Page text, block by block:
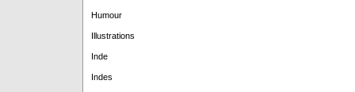
Humour
Illustrations
Inde
Indes